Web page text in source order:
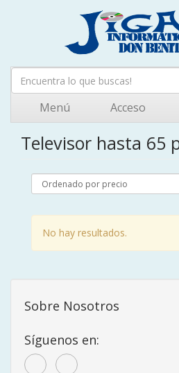
Menú Acceso
Televisor hasta 65
No hay resultados.
Sobre Nosotros
Síguenos en: